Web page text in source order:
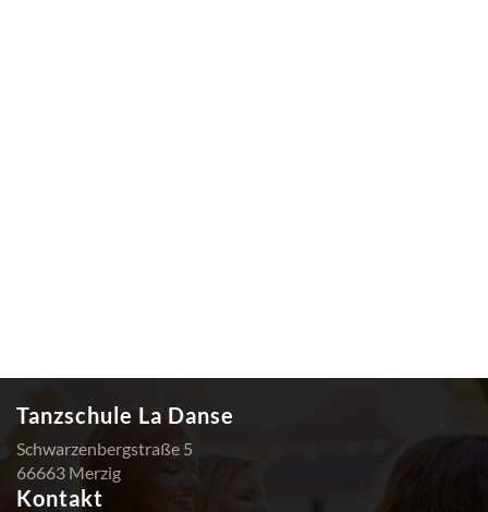
Tanzschule La Danse
Schwarzenbergstraße 5
66663 Merzig
Kontakt